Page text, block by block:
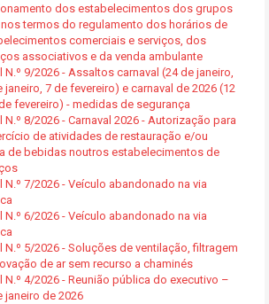
dos estabelecimentos dos grupos
nos termos do regulamento dos horários de
comerciais e serviços, dos
associativos e da venda ambulante
N.º 9/2026 - Assaltos carnaval (24 de janeiro,
janeiro, 7 de fevereiro) e carnaval de 2026 (12
fevereiro) - medidas de segurança
N.º 8/2026 - Carnaval 2026 - Autorização para
de atividades de restauração e/ou
de bebidas noutros estabelecimentos de
N.º 7/2026 - Veículo abandonado na via
N.º 6/2026 - Veículo abandonado na via
N.º 5/2026 - Soluções de ventilação, filtragem
de ar sem recurso a chaminés
N.º 4/2026 - Reunião pública do executivo –
janeiro de 2026